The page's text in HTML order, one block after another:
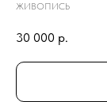
ЖИВОПИСЬ
30 000 р.